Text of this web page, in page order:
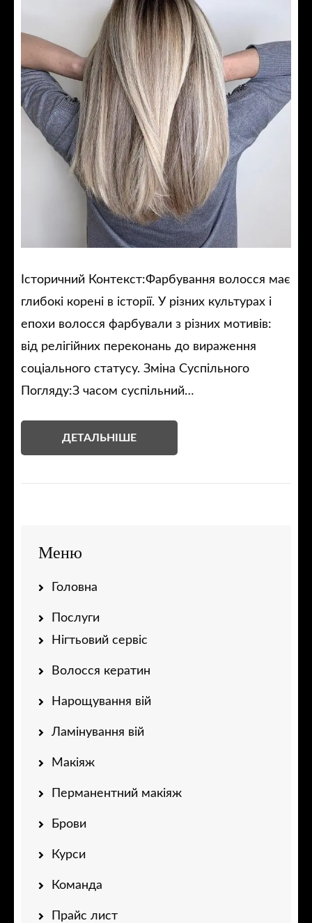
Історичний Контекст:Фарбування волосся має
глибокі корені в історії. У різних культурах і
епохи волосся фарбували з різних мотивів:
від релігійних переконань до вираження
соціального статусу. Зміна Суспільного
Погляду:З часом суспільний…
ДЕТАЛЬНІШЕ
Меню
Головна
Послуги
Нігтьовий сервіс
Волосся кератин
Нарощування вій
Ламінування вій
Макіяж
Перманентний макіяж
Брови
Курси
Команда
Прайс лист